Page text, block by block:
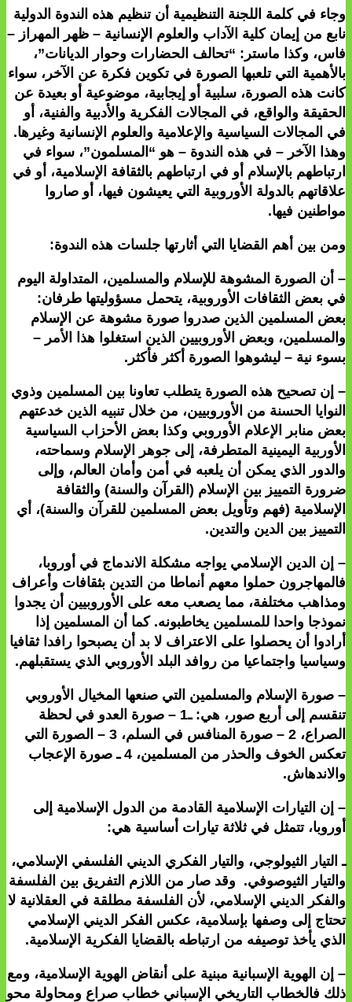
وجاء في كلمة اللجنة التنظيمية أن تنظيم هذه الندوة الدولية
نابع من إيمان كلية الآداب والعلوم الإنسانية – ظهر المهراز –
فاس، وكذا ماستر: “تحالف الحضارات وحوار الديانات”،
بالأهمية التي تلعبها الصورة في تكوين فكرة عن الآخر، سواء
كانت هذه الصورة، سلبية أو إيجابية، موضوعية أو بعيدة عن
الحقيقة والواقع، في المجالات الفكرية والأدبية والفنية، أو
في المجالات السياسية والإعلامية والعلوم الإنسانية وغيرها.
وهذا الآخر – في هذه الندوة – هو “المسلمون”، سواء في
ارتباطهم بالإسلام أو في ارتباطهم بالثقافة الإسلامية، أو في
علاقاتهم بالدولة الأوروبية التي يعيشون فيها، أو صاروا
مواطنين فيها.
ومن بين أهم القضايا التي أثارتها جلسات هذه الندوة:
– أن الصورة المشوهة للإسلام والمسلمين، المتداولة اليوم
في بعض الثقافات الأوروبية، يتحمل مسؤوليتها طرفان:
بعض المسلمين الذين صدروا صورة مشوهة عن الإسلام
والمسلمين، وبعض الأوروبيين الذين استغلوا هذا الأمر –
بسوء نية – ليشوهوا الصورة أكثر فأكثر.
– إن تصحيح هذه الصورة يتطلب تعاونا بين المسلمين وذوي
النوايا الحسنة من الأوروبيين، من خلال تنبيه الذين خدعتهم
بعض منابر الإعلام الأوروبي وكذا بعض الأحزاب السياسية
الأوربية اليمينية المتطرفة، إلى جوهر الإسلام وسماحته،
والدور الذي يمكن أن يلعبه في أمن وأمان العالم، وإلى
ضرورة التمييز بين الإسلام (القرآن والسنة) والثقافة
الإسلامية (فهم وتأويل بعض المسلمين للقرآن والسنة)، أي
التمييز بين الدين والتدين.
– إن الدين الإسلامي يواجه مشكلة الاندماج في أوروبا،
فالمهاجرون حملوا معهم أنماطا من التدين بثقافات وأعراف
ومذاهب مختلفة، مما يصعب معه على الأوروبيين أن يجدوا
نموذجا واحدا للمسلمين يخاطبونه. كما أن المسلمين إذا
أرادوا أن يحصلوا على الاعتراف لا بد أن يصبحوا رافدا ثقافيا
وسياسيا واجتماعيا من روافد البلد الأوروبي الذي يستقبلهم.
– صورة الإسلام والمسلمين التي صنعها المخيال الأوروبي
تنقسم إلى أربع صور، هي: ـ1 – صورة العدو في لحظة
الصراع، 2 – صورة المنافس في السلم، 3 – الصورة التي
تعكس الخوف والحذر من المسلمين، 4 ـ صورة الإعجاب
والاندهاش.
– إن التيارات الإسلامية القادمة من الدول الإسلامية إلى
أوروبا، تتمثل في ثلاثة تيارات أساسية هي:
ـ التيار الثيولوجي، والتيار الفكري الديني الفلسفي الإسلامي،
والتيار الثيوصوفي. وقد صار من اللازم التفريق بين الفلسفة
والفكر الديني الإسلامي، لأن الفلسفة مطلقة في العقلانية لا
تحتاج إلى وصفها بإسلامية، عكس الفكر الديني الإسلامي
الذي يأخذ توصيفه من ارتباطه بالقضايا الفكرية الإسلامية.
– إن الهوية الإسبانية مبنية على أنقاض الهوية الإسلامية، ومع
ذلك فالخطاب التاريخي الإسباني خطاب صراع ومحاولة محو